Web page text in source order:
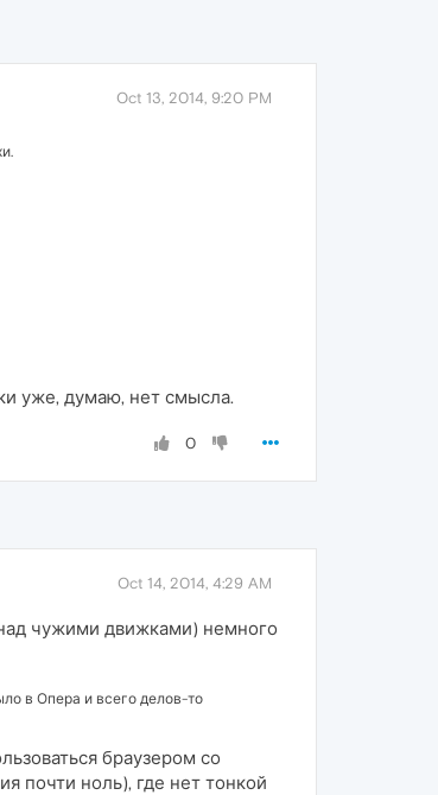
Oct 13, 2014, 9:20 PM
уже, думаю, нет смысла.
0
Oct 14, 2014, 4:29 AM
чужими движками) немного
в Опера и всего делов-то
браузером со
почти ноль), где нет тонкой